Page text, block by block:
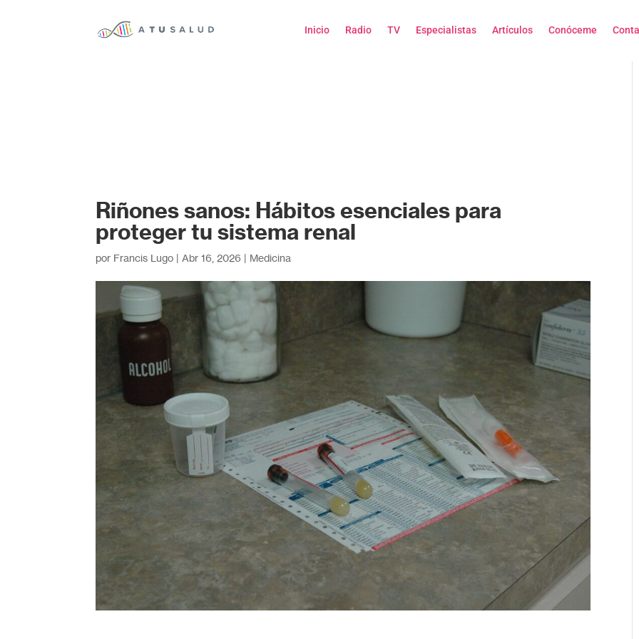
Inicio Radio TV Especialistas Artículos Conóceme
Riñones sanos: Hábitos esenciales para
proteger tu sistema renal
por Francis Lugo |Abr 16, 2026 | Medicina